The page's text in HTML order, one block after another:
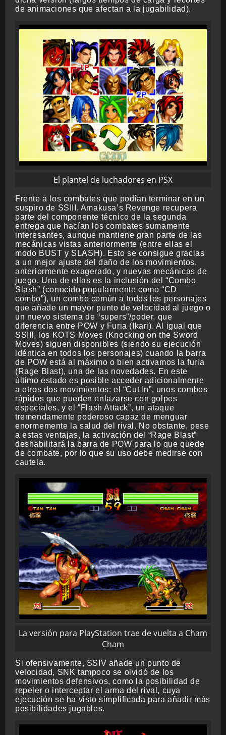
de animaciones que afectan a la jugabilidad).
El plantel de luchadores en PSX
Frente a los combates que podían terminar en un
suspiro de SSIII, Amakusa’s Revenge recupera
parte del componente técnico de la segunda
entrega que hacían los combates sumamente
interesantes, aunque mantiene gran parte de las
mecánicas vistas anteriormente (entre ellas el
modo BUST y SLASH). Esto se consigue gracias
a un mejor ajuste del daño de los movimientos,
anteriormente exagerado, y nuevas mecánicas de
juego. Una de ellas es la inclusión del “Combo
Slash” (conocido popularmente como “CD
combo”), un combo común a todos los personajes
que añade un mayor punto de velocidad al juego o
un nuevo sistema de “supers”/poder, que
diferencia entre POW y Furia (Ikari). Al igual que
SSIII, los KOTS Moves (Knocking on the Sword
Moves) siguen disponibles (siendo su ejecución
idéntica en todos los personajes) cuando la barra
de POW está al máximo o bien activamos la furia
(Rage Blast), una de las novedades. En este
último estado es posible acceder adicionalmente
a otros dos movimientos: el “Cut In”, unos combos
rápidos que pueden enlazarse con golpes
especiales, y el “Flash Attack”, un ataque
tremendamente poderoso capaz de menguar
enormemente la salud del rival. No obstante, pese
a estas ventajas, la activación del “Rage Blast”
deshabilitará la barra de POW para lo que quede
de combate, por lo que su uso debe medirse con
cautela.
La versión para PlayStation trae de vuelta a Cham
Cham
Si ofensivamente, SSIV añade un punto de
velocidad, SNK tampoco se olvidó de los
movimientos defensivos, como la posibilidad de
repeler o interceptar el arma del rival, cuya
ejecución se ha visto simplificada para añadir más
posibilidades jugables.